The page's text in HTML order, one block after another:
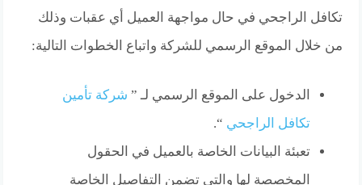
تكافل الراجحي في حال مواجهة العميل أي عقبات وذلك
من خلال الموقع الرسمي للشركة واتباع الخطوات التالية:
الدخول على الموقع الرسمي لـ ” شركة تأمين
تكافل الراجحي “.
تعبئة البيانات الخاصة بالعميل في الحقول
المخصصة لها والتي تضمن التفاصيل الخاصة